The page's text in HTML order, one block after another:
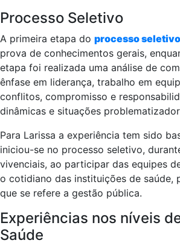
Processo Seletivo
A primeira etapa do processo seletivo
prova de conhecimentos gerais,
etapa foi realizada uma análise de
ênfase em liderança, trabalho em
conflitos, compromisso e
dinâmicas e situações
Para Larissa a experiência tem sido
iniciou-se no processo seletivo,
vivenciais, ao participar das equipes
o cotidiano das instituições de saúde,
que se refere a gestão pública.
Experiências nos níveis
Saúde